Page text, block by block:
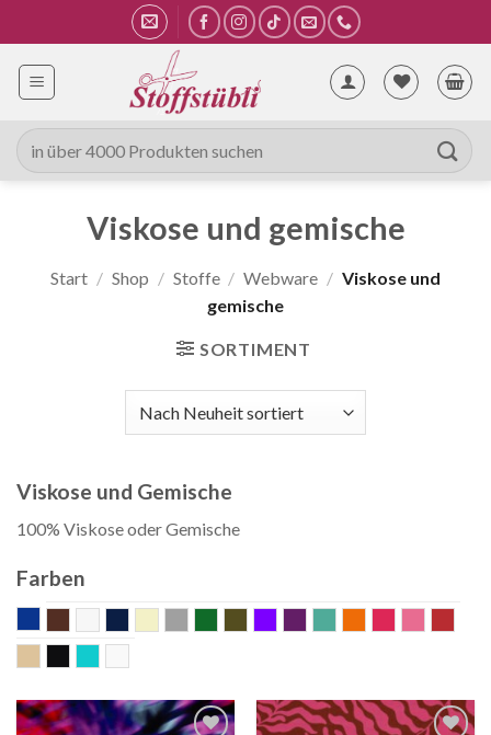
Inhalt
springen
Suche
nach:
Viskose und gemische
Start / Shop / Stoffe / Webware / Viskose und
gemische
SORTIMENT
Viskose und Gemische
100% Viskose oder Gemische
Farben